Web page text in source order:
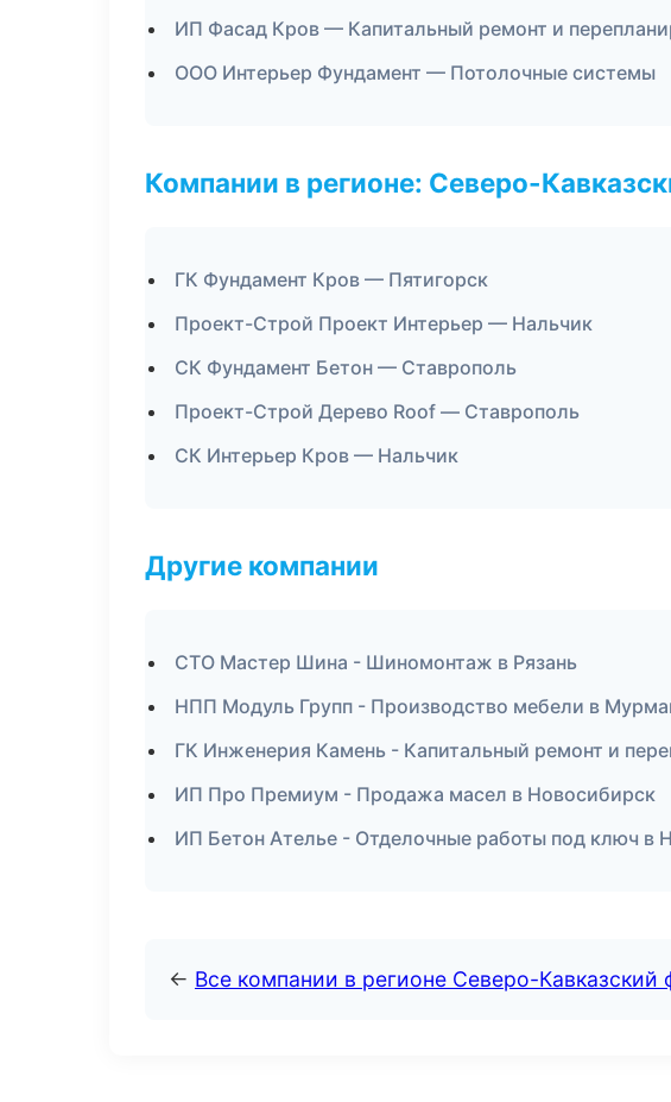
ИП Фасад Кров — Капитальный ремонт и
ООО Интерьер Фундамент — Потолочные системы
Компании в регионе: Северо-
ГК Фундамент Кров — Пятигорск
Проект-Строй Проект Интерьер — Нальчик
СК Фундамент Бетон — Ставрополь
Проект-Строй Дерево Roof — Ставрополь
СК Интерьер Кров — Нальчик
Другие компании
СТО Мастер Шина - Шиномонтаж в Рязань
НПП Модуль Групп - Производство мебели в
ГК Инженерия Камень - Капитальный ремонт и
ИП Про Премиум - Продажа масел в Новосибирск
ИП Бетон Ателье - Отделочные работы под ключ в
← Все компании в регионе Северо-Кавказский